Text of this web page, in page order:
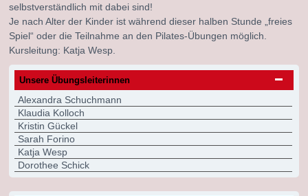
selbstverständlich mit dabei sind!
Je nach Alter der Kinder ist während dieser halben Stunde „freies
Spiel“ oder die Teilnahme an den Pilates-Übungen möglich.
Kursleitung: Katja Wesp.
Unsere Übungsleiterinnen
Alexandra Schuchmann
Klaudia Kolloch
Kristin Gückel
Sarah Forino
Katja Wesp
Dorothee Schick